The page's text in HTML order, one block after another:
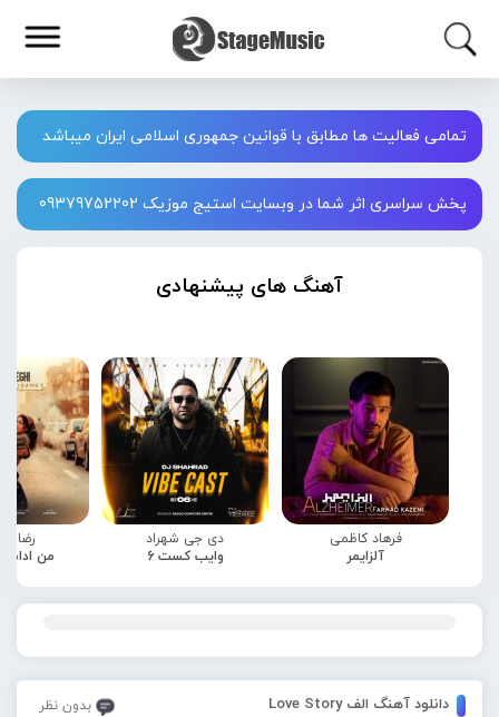
تمامی فعالیت ها مطابق با قوانین جمهوری اسلامی ایران میباشد
پخش سراسری اثر شما در وبسایت استیج موزیک 09379752202
آهنگ های پیشنهادی
فرهاد کاظمی
آلزایمر
دی جی شهراد
وایب کست 6
رضا
من
دانلود آهنگ الف Love Story بدون نظر